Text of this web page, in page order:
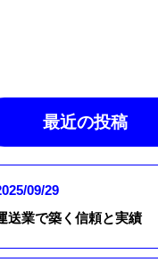
最近の投稿
09/29
送業で築く信頼と実績